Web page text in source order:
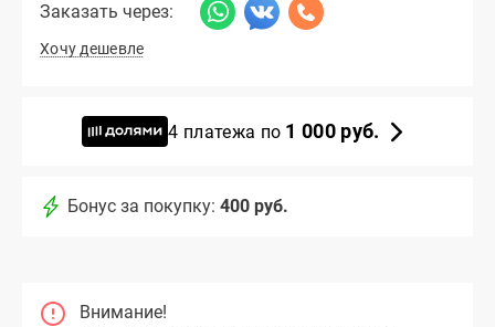
Заказать через:
Хочу дешевле
4 платежа по 1 000 руб.
Бонус за покупку: 400 руб.
Внимание!